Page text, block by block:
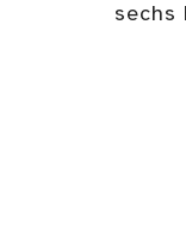
sechs